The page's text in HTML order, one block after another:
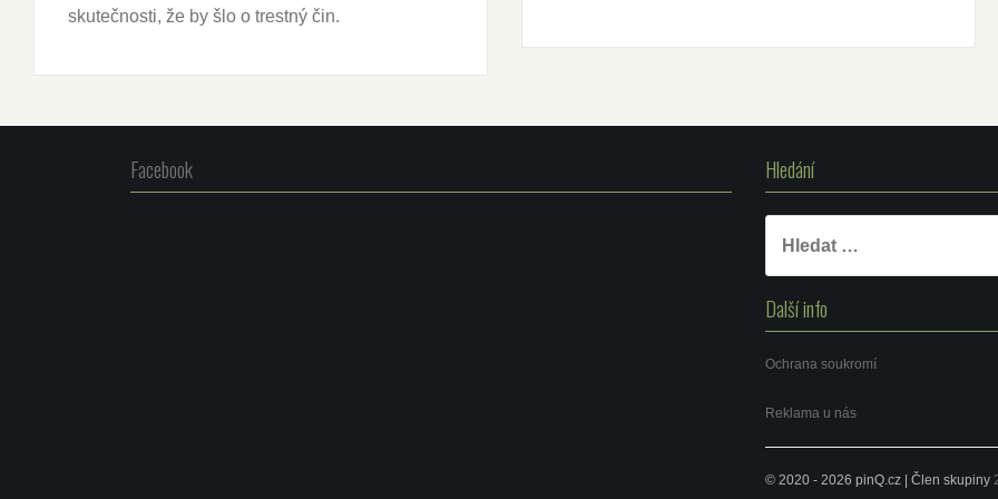
skutečnosti, že by šlo o trestný čin.
Facebook Hledání
Další info
Ochrana soukromí
Reklama u nás
© 2020 - 2026 pinQ.cz | Člen skupiny